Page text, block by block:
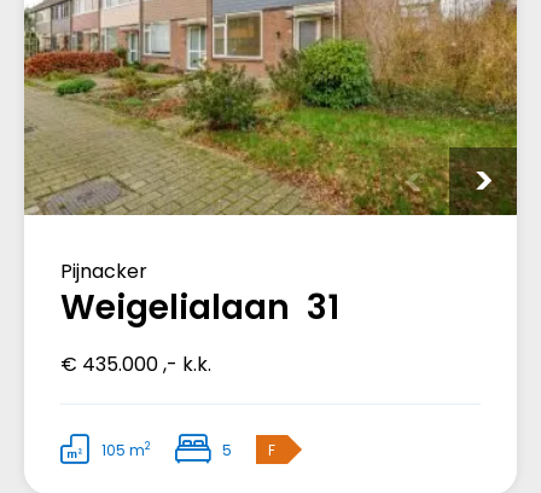
Pijnacker
Weigelialaan 31
€ 435.000 ,- k.k.
105 m2 5 F